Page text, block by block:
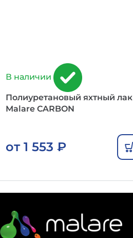
В наличии
Полиуретановый яхтный лак
Malare CARBON
от 1 553 ₽